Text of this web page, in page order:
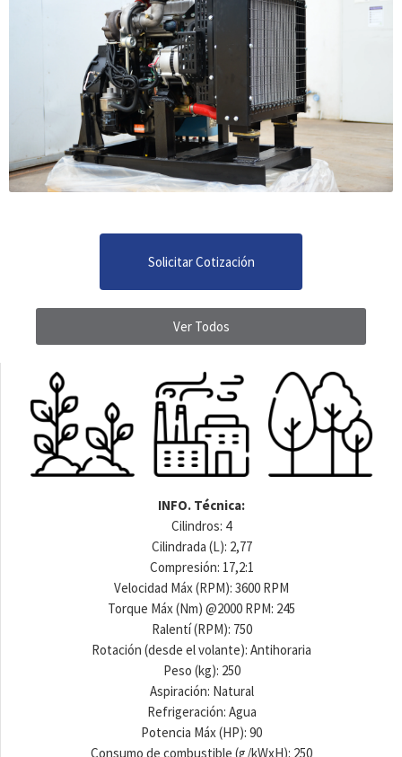
Solicitar Cotización
Ver Todos
INFO. Técnica:
Cilindros: 4
Cilindrada (L): 2,77
Compresión: 17,2:1
Velocidad Máx (RPM): 3600 RPM
Torque Máx (Nm) @2000 RPM: 245
Ralentí (RPM): 750
Rotación (desde el volante): Antihoraria
Peso (kg): 250
Aspiración: Natural
Refrigeración: Agua
Potencia Máx (HP): 90
Consumo de combustible (g/kWxH): 250